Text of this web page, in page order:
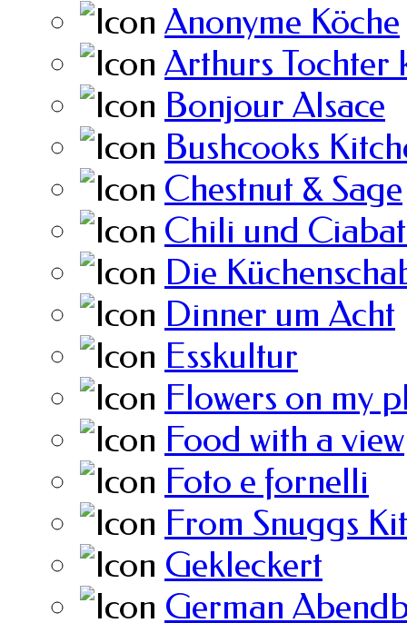
Anonyme Köche
Arthurs Tochter
Bonjour Alsace
Bushcooks
Chestnut & Sage
Chili und
Die
Dinner um Acht
Esskultur
Flowers on my
Food with a view
Foto e fornelli
From Snuggs
Gekleckert
German